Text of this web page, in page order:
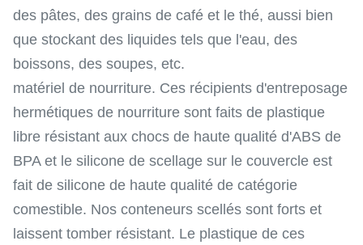
des pâtes, des grains de café et le thé, aussi bien
que stockant des liquides tels que l'eau, des
boissons, des soupes, etc.
matériel de nourriture. Ces récipients d'entreposage
hermétiques de nourriture sont faits de plastique
libre résistant aux chocs de haute qualité d'ABS de
BPA et le silicone de scellage sur le couvercle est
fait de silicone de haute qualité de catégorie
comestible. Nos conteneurs scellés sont forts et
laissent tomber résistant. Le plastique de ces